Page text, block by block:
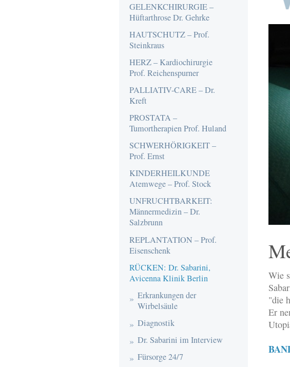
Wie
"die
Er
GELENKCHIRURGIE –
Hüftarthrose Dr. Gehrke
HAUTSCHUTZ – Prof.
Steinkraus
HERZ – Kardiochirurgie
Prof. Reichenspurner
PALLIATIV-CARE – Dr.
Kreft
PROSTATA –
Tumortherapien Prof. Huland
SCHWERHÖRIGKEIT –
Prof. Ernst
KINDERHEILKUNDE
Atemwege – Prof. Stock
UNFRUCHTBARKEIT:
Männermedizin – Dr.
Salzbrunn
REPLANTATION – Prof.
Eisenschenk
RÜCKEN: Dr. Sabarini,
Avicenna Klinik Berlin
Erkrankungen der
Wirbelsäule
Diagnostik
Dr. Sabarini im Interview
Fürsorge 24/7